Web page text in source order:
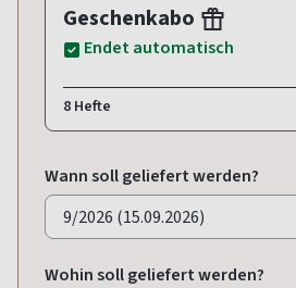
Geschenkabo
Endet automatisch
8 Hefte
Wann soll geliefert werden?
Wohin soll geliefert werden?